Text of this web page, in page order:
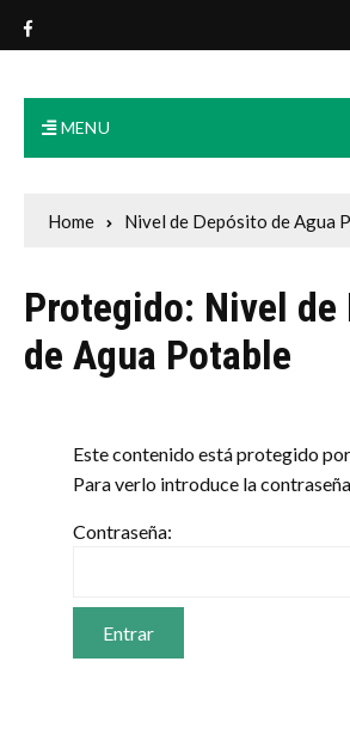
Exmo.
la Vega
MENU
Home Nivel de Depósito de Agua
Protegido: Nivel de
de Agua Potable
Este contenido está protegido
Para verlo introduce la
Contraseña: